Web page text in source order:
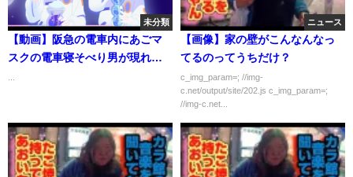
未分類
【動画】阪急の電車内にあごマ
スクの電車寝そべり男が現れ
ニュース
【画像】家の壁がこんなんなっ
てるのってうちだけ？
c_img_param=; //img-
c.net/output/site/202.js c_img_param=;
//img-c.net...